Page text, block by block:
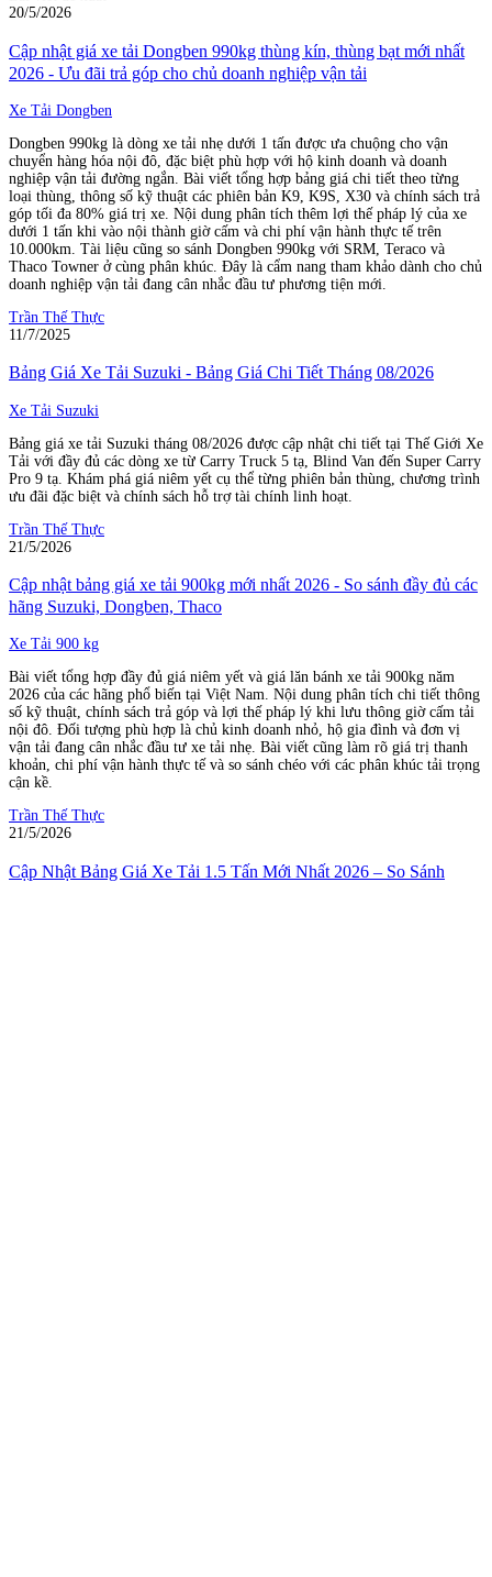
20/5/2026
Cập nhật giá xe tải Dongben 990kg thùng kín, thùng bạt mới nhất
2026 - Ưu đãi trả góp cho chủ doanh nghiệp vận tải
Xe Tải Dongben
Dongben 990kg là dòng xe tải nhẹ dưới 1 tấn được ưa chuộng cho vận
chuyển hàng hóa nội đô, đặc biệt phù hợp với hộ kinh doanh và doanh
nghiệp vận tải đường ngắn. Bài viết tổng hợp bảng giá chi tiết theo từng
loại thùng, thông số kỹ thuật các phiên bản K9, K9S, X30 và chính sách trả
góp tối đa 80% giá trị xe. Nội dung phân tích thêm lợi thế pháp lý của xe
dưới 1 tấn khi vào nội thành giờ cấm và chi phí vận hành thực tế trên
10.000km. Tài liệu cũng so sánh Dongben 990kg với SRM, Teraco và
Thaco Towner ở cùng phân khúc. Đây là cẩm nang tham khảo dành cho chủ
doanh nghiệp vận tải đang cân nhắc đầu tư phương tiện mới.
Trần Thế Thực
11/7/2025
Bảng Giá Xe Tải Suzuki - Bảng Giá Chi Tiết Tháng 08/2026
Xe Tải Suzuki
Bảng giá xe tải Suzuki tháng 08/2026 được cập nhật chi tiết tại Thế Giới Xe
Tải với đầy đủ các dòng xe từ Carry Truck 5 tạ, Blind Van đến Super Carry
Pro 9 tạ. Khám phá giá niêm yết cụ thể từng phiên bản thùng, chương trình
ưu đãi đặc biệt và chính sách hỗ trợ tài chính linh hoạt.
Trần Thế Thực
21/5/2026
Cập nhật bảng giá xe tải 900kg mới nhất 2026 - So sánh đầy đủ các
hãng Suzuki, Dongben, Thaco
Xe Tải 900 kg
Bài viết tổng hợp đầy đủ giá niêm yết và giá lăn bánh xe tải 900kg năm
2026 của các hãng phổ biến tại Việt Nam. Nội dung phân tích chi tiết thông
số kỹ thuật, chính sách trả góp và lợi thế pháp lý khi lưu thông giờ cấm tải
nội đô. Đối tượng phù hợp là chủ kinh doanh nhỏ, hộ gia đình và đơn vị
vận tải đang cân nhắc đầu tư xe tải nhẹ. Bài viết cũng làm rõ giá trị thanh
khoản, chi phí vận hành thực tế và so sánh chéo với các phân khúc tải trọng
cận kề.
Trần Thế Thực
21/5/2026
Cập Nhật Bảng Giá Xe Tải 1.5 Tấn Mới Nhất 2026 – So Sánh